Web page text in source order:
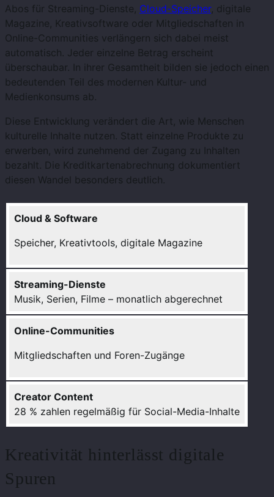
Abos für Streaming-Dienste, Cloud-Speicher, digitale
Magazine, Kreativsoftware oder Mitgliedschaften in
Online-Communities verlängern sich dabei meist
automatisch. Jeder einzelne Betrag erscheint
überschaubar. In ihrer Gesamtheit bilden sie jedoch einen
bedeutenden Teil des modernen Kultur- und
Medienkonsums ab.
Diese Entwicklung verändert die Art, wie Menschen
kulturelle Inhalte nutzen. Statt einzelne Produkte zu
erwerben, wird zunehmend der Zugang zu Inhalten
bezahlt. Die Kreditkartenabrechnung dokumentiert
diesen Wandel besonders deutlich.
Cloud & Software
Speicher, Kreativtools, digitale Magazine
Streaming-Dienste
Musik, Serien, Filme – monatlich abgerechnet
Online-Communities
Mitgliedschaften und Foren-Zugänge
Creator Content
28 % zahlen regelmäßig für Social-Media-Inhalte
Kreativität hinterlässt digitale
Spuren